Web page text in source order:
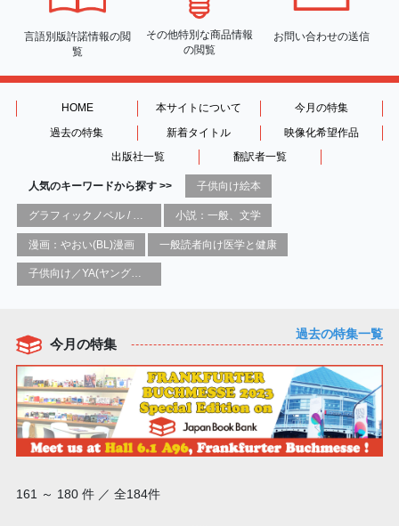
言語別版許諾情報の閲
覧
その他特別な商品情報
の閲覧
お問い合わせの送信
HOME 本サイトについて
今月の特集
過去の特集
新着タイトル
映像化希望作品
出版社一覧
翻訳者一覧
人気のキーワードから探す >> 子供向け絵本
小説：一般、文学
漫画：やおい(BL)漫画 一般読者向け医学と健康
子供向け／YA(ヤングアダルト)向け一般：芸術&芸術家
過去の特集一覧
今月の特集
161 ～ 180 件 ／ 全184件